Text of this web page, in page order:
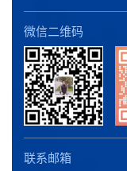
微信二维码
联系邮箱